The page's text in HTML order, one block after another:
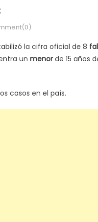
la cifra oficial de 8
un menor de 15 años
casos en el país.